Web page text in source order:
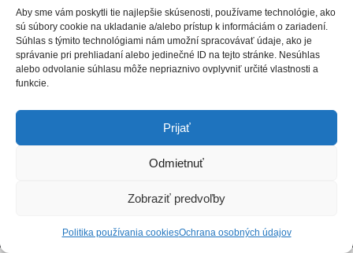
Aby sme vám poskytli tie najlepšie skúsenosti, používame technológie, ako
sú súbory cookie na ukladanie a/alebo prístup k informáciám o zariadení.
Súhlas s týmito technológiami nám umožní spracovávať údaje, ako je
správanie pri prehliadaní alebo jedinečné ID na tejto stránke. Nesúhlas
alebo odvolanie súhlasu môže nepriaznivo ovplyvniť určité vlastnosti a
funkcie.
Prijať
Odmietnuť
Zobraziť predvoľby
Politika používania cookiesOchrana osobných údajov
Politika používania cookies
Mapa
Lignotesting, a. s. © 2024 | Všetky práva vyhradené. | Vytvoril: Marek Heinfarth.